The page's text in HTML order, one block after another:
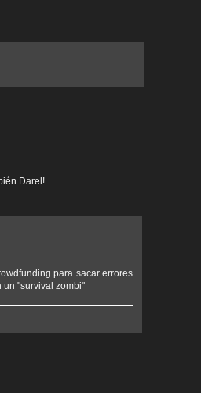
Darel!
para sacar errores
un "survival zombi"